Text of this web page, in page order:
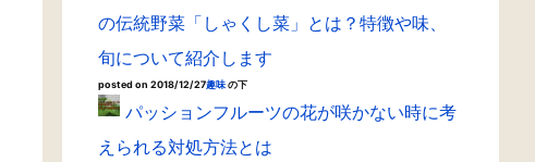
の伝統野菜「しゃくし菜」とは？特徴や味、
旬について紹介します
posted on 2018/12/27趣味の下
パッションフルーツの花が咲かない時に考
えられる対処方法とは